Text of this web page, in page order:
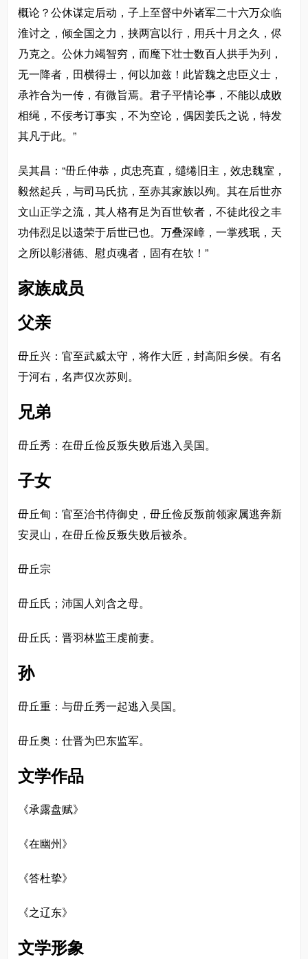
概论？公休谋定后动，子上至督中外诸军二十六万众临
淮讨之，倾全国之力，挟两宫以行，用兵十月之久，侭
乃克之。公休力竭智穷，而麾下壮士数百人拱手为列，
无一降者，田横得士，何以加兹！此皆魏之忠臣义士，
承祚合为一传，有微旨焉。君子平情论事，不能以成败
相绳，不佞考订事实，不为空论，偶因姜氏之说，特发
其凡于此。”
吴其昌：“毌丘仲恭，贞忠亮直，缱绻旧主，效忠魏室，
毅然起兵，与司马氏抗，至赤其家族以殉。其在后世亦
文山正学之流，其人格有足为百世钦者，不徒此役之丰
功伟烈足以遗荣于后世已也。万叠深嶂，一掌残珉，天
之所以彰潜德、慰贞魂者，固有在欤！”
家族成员
父亲
毌丘兴：官至武威太守，将作大匠，封高阳乡侯。有名
于河右，名声仅次苏则。
兄弟
毌丘秀：在毌丘俭反叛失败后逃入吴国。
子女
毌丘甸：官至治书侍御史，毌丘俭反叛前领家属逃奔新
安灵山，在毌丘俭反叛失败后被杀。
毌丘宗
毌丘氏；沛国人刘含之母。
毌丘氏：晋羽林监王虔前妻。
孙
毌丘重：与毌丘秀一起逃入吴国。
毌丘奥：仕晋为巴东监军。
文学作品
《承露盘赋》
《在幽州》
《答杜挚》
《之辽东》
文学形象